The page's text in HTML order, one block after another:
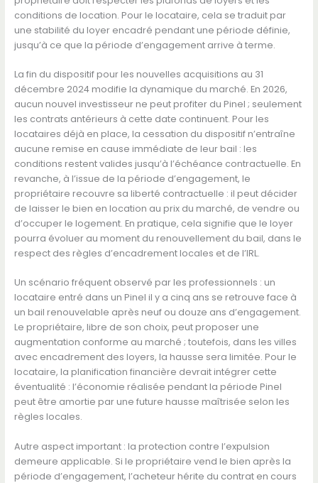
conditions de location. Pour le locataire, cela se traduit par
une stabilité du loyer encadré pendant une période définie,
jusqu’à ce que la période d’engagement arrive à terme.
La fin du dispositif pour les nouvelles acquisitions au 31
décembre 2024 modifie la dynamique du marché. En 2026,
aucun nouvel investisseur ne peut profiter du Pinel ; seulement
les contrats antérieurs à cette date continuent. Pour les
locataires déjà en place, la cessation du dispositif n’entraîne
aucune remise en cause immédiate de leur bail : les
conditions restent valides jusqu’à l’échéance contractuelle. En
revanche, à l’issue de la période d’engagement, le
propriétaire recouvre sa liberté contractuelle : il peut décider
de laisser le bien en location au prix du marché, de vendre ou
d’occuper le logement. En pratique, cela signifie que le loyer
pourra évoluer au moment du renouvellement du bail, dans le
respect des règles d’encadrement locales et de l’IRL.
Un scénario fréquent observé par les professionnels : un
locataire entré dans un Pinel il y a cinq ans se retrouve face à
un bail renouvelable après neuf ou douze ans d’engagement.
Le propriétaire, libre de son choix, peut proposer une
augmentation conforme au marché ; toutefois, dans les villes
avec encadrement des loyers, la hausse sera limitée. Pour le
locataire, la planification financière devrait intégrer cette
éventualité : l’économie réalisée pendant la période Pinel
peut être amortie par une future hausse maîtrisée selon les
règles locales.
Autre aspect important : la protection contre l’expulsion
demeure applicable. Si le propriétaire vend le bien après la
période d’engagement, l’acheteur hérite du contrat en cours